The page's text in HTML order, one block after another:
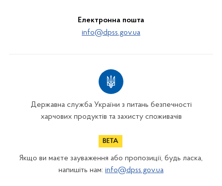
Електронна пошта
info@dpss.gov.ua
Державна служба України з питань безпечності
харчових продуктів та захисту споживачів
Якщо ви маєте зауваження або пропозиції, будь ласка,
напишіть нам: info@dpss.gov.ua